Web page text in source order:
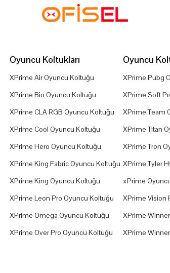
Oyuncu Koltukları
XPrime Air Oyuncu Koltuğu
XPrime Bio Oyuncu Koltuğu
XPrime CLA RGB Oyuncu Koltuğu
XPrime Cool Oyuncu Koltuğu
XPrime Hero Oyuncu Koltuğu
XPrime King Fabric Oyuncu Koltuğu
XPrime King Oyuncu Koltuğu
XPrime Leon Pro Oyuncu Koltuğu
XPrime Omega Oyuncu Koltuğu
XPrime Over Pro Oyuncu Koltuğu
Oyuncu
XPrime Pubg
XPrime Soft
XPrime Team
XPrime Titan
XPrime Tron
XPrime Tyler
xPrime
XPrime Vision
XPrime
XPrime